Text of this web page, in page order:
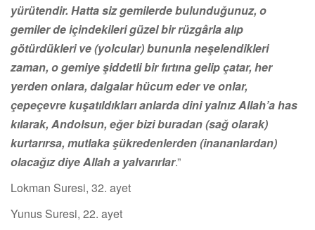
yürütendir. Hatta siz gemilerde bulunduğunuz, o
gemiler de içindekileri güzel bir rüzgârla alıp
götürdükleri ve (yolcular) bununla neşelendikleri
zaman, o gemiye şiddetli bir fırtına gelip çatar, her
yerden onlara, dalgalar hücum eder ve onlar,
çepeçevre kuşatıldıkları anlarda dini yalnız Allah’a has
kılarak, Andolsun, eğer bizi buradan (sağ olarak)
kurtarırsa, mutlaka şükredenlerden (inananlardan)
olacağız diye Allah a yalvarırlar.”
Lokman Suresi, 32. ayet
Yunus Suresi, 22. ayet